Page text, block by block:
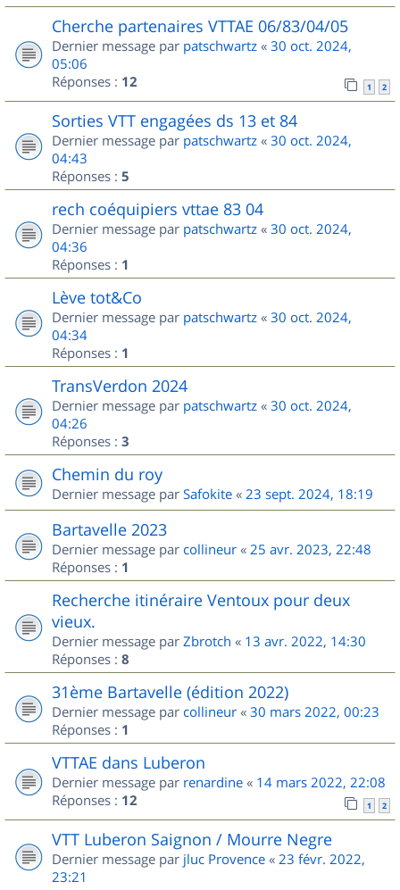
Cherche partenaires VTTAE 06/83/04/05
Dernier message par patschwartz « 30 oct. 2024,
05:06
Réponses : 12 1 2
Sorties VTT engagées ds 13 et 84
Dernier message par patschwartz « 30 oct. 2024,
04:43
Réponses : 5
rech coéquipiers vttae 83 04
Dernier message par patschwartz « 30 oct. 2024,
04:36
Réponses : 1
Lève tot&Co
Dernier message par patschwartz « 30 oct. 2024,
04:34
Réponses : 1
TransVerdon 2024
Dernier message par patschwartz « 30 oct. 2024,
04:26
Réponses : 3
Chemin du roy
Dernier message par Safokite « 23 sept. 2024, 18:19
Bartavelle 2023
Dernier message par collineur « 25 avr. 2023, 22:48
Réponses : 1
Recherche itinéraire Ventoux pour deux
vieux.
Dernier message par Zbrotch « 13 avr. 2022, 14:30
Réponses : 8
31ème Bartavelle (édition 2022)
Dernier message par collineur « 30 mars 2022, 00:23
Réponses : 1
VTTAE dans Luberon
Dernier message par renardine « 14 mars 2022, 22:08
Réponses : 12 1 2
VTT Luberon Saignon / Mourre Negre
Dernier message par jluc Provence « 23 févr. 2022,
23:21